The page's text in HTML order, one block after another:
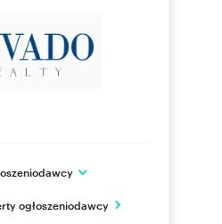
ogłoszeniodawcy